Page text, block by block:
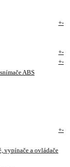
+-
+-
+-
ABS
+-
vypínače a ovládače